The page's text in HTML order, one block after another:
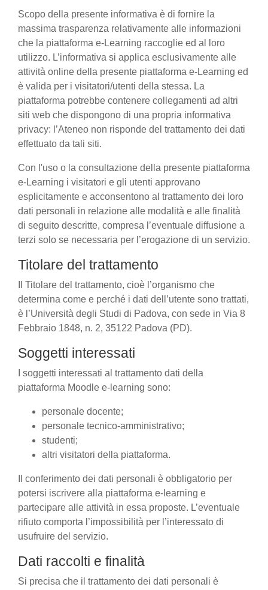
Scopo della presente informativa è di fornire la
massima trasparenza relativamente alle informazioni
che la piattaforma e-Learning raccoglie ed al loro
utilizzo. L’informativa si applica esclusivamente alle
attività online della presente piattaforma e-Learning ed
è valida per i visitatori/utenti della stessa. La
piattaforma potrebbe contenere collegamenti ad altri
siti web che dispongono di una propria informativa
privacy: l’Ateneo non risponde del trattamento dei dati
effettuato da tali siti.
Con l'uso o la consultazione della presente piattaforma
e-Learning i visitatori e gli utenti approvano
esplicitamente e acconsentono al trattamento dei loro
dati personali in relazione alle modalità e alle finalità
di seguito descritte, compresa l’eventuale diffusione a
terzi solo se necessaria per l’erogazione di un servizio.
Titolare del trattamento
Il Titolare del trattamento, cioè l’organismo che
determina come e perché i dati dell’utente sono trattati,
è l’Università degli Studi di Padova, con sede in Via 8
Febbraio 1848, n. 2, 35122 Padova (PD).
Soggetti interessati
I soggetti interessati al trattamento dati della
piattaforma Moodle e-learning sono:
personale docente;
personale tecnico-amministrativo;
studenti;
altri visitatori della piattaforma.
Il conferimento dei dati personali è obbligatorio per
potersi iscrivere alla piattaforma e-learning e
partecipare alle attività in essa proposte. L’eventuale
rifiuto comporta l’impossibilità per l’interessato di
usufruire del servizio.
Dati raccolti e finalità
Si precisa che il trattamento dei dati personali è